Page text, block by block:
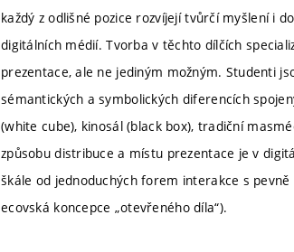
každý z odlišné pozice rozvíjejí tvůrčí myšlení i
digitálních médií. Tvorba v těchto dílčích
prezentace, ale ne jediným možným. Studenti
sémantických a symbolických diferencích
(white cube), kinosál (black box), tradiční
způsobu distribuce a místu prezentace je v
škále od jednoduchých forem interakce s
ecovská koncepce „otevřeného díla“).